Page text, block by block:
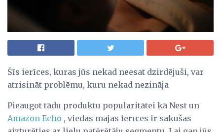
Šīs ierīces, kuras jūs nekad neesat dzirdējuši, var
atrisināt problēmu, kuru nekad nezināja
Pieaugot tādu produktu popularitātei kā Nest un
Amazon Echo , viedās mājas ierīces ir sākušas